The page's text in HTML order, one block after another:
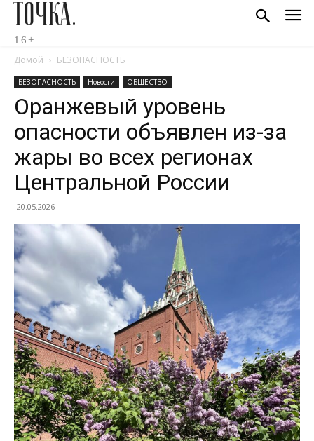
ТОЧКА.
16+
Домой БЕЗОПАСНОСТЬ
БЕЗОПАСНОСТЬ Новости ОБЩЕСТВО
Оранжевый уровень
опасности объявлен из-за
жары во всех регионах
Центральной России
20.05.2026